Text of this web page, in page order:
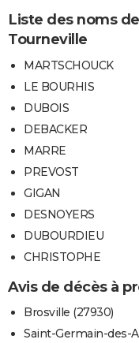
Liste des noms
Tourneville
MARTSCHOUCK
LE BOURHIS
DUBOIS
DEBACKER
MARRE
PREVOST
GIGAN
DESNOYERS
DUBOURDIEU
CHRISTOPHE
Avis de décès à
Brosville (27930)
Saint-Germain-des-